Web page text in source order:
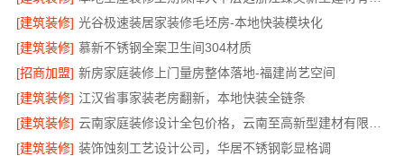
[建筑装修] 光谷极速装居家装修毛坯房-本地快装模块化
[建筑装修] 慕新不锈钢全案卫生间304材质
[招商加盟] 新房家庭装修上门量房整体落地-福建尚艺空间
[建筑装修] 江汉省事家装老房翻新，本地快装全链条
[建筑装修]
[建筑装修] 装饰蚀刻工艺设计公司，华居不锈钢彰显格调